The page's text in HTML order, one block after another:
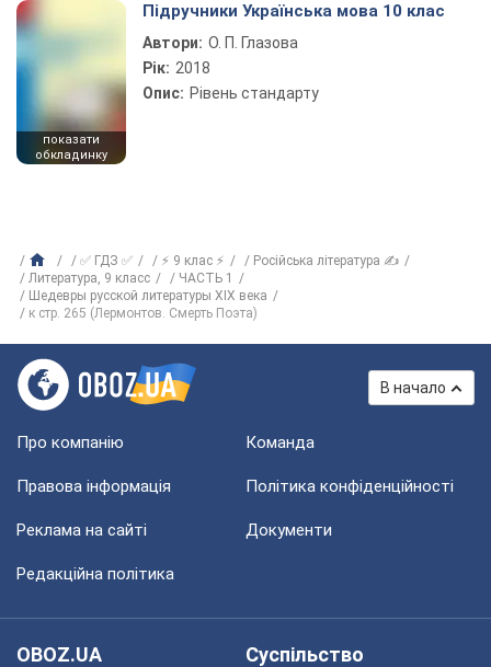
показати
обкладинку
Підручники Українська мова 10 клас
Автори: О. П. Глазова
Рік: 2018
Опис: Рівень стандарту
✅ ГДЗ ✅ ⚡ 9 клас ⚡
Російська література ✍
Литература, 9 класс
ЧАСТЬ 1
Шедевры русской литературы ХІХ века
к стр. 265 (Лермонтов. Смерть Поэта)
В начало
Про компанію Команда
Правова інформація Політика конфіденційності
Реклама на сайті Документи
Редакційна політика
OBOZ.UA
Суспільство